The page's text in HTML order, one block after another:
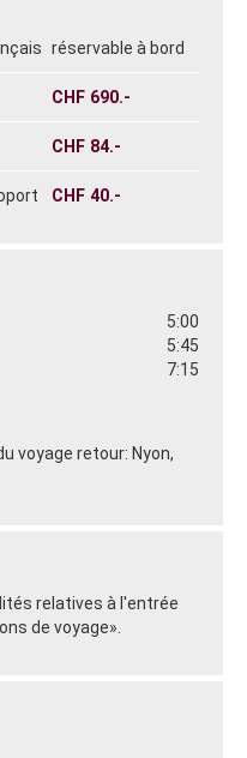
réservable à bord
CHF 690.-
CHF 84.-
CHF 40.-
5:00
5:45
7:15
voyage retour: Nyon,
relatives à l'entrée
de voyage».